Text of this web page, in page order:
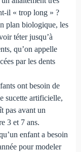
il « trop long » ?
plan biologique, les
téter jusqu’à
qu’on appelle
par les dents
ont besoin de
sucette artificielle,
pas avant un
3 et 7 ans.
enfant a besoin
pour modeler